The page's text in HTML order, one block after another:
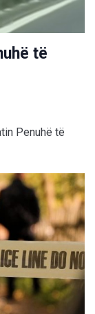
të
Penuhë të